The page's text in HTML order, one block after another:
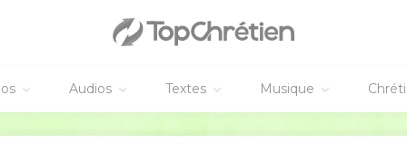
Audios Textes Musique
Dieu menacé par ses voisins